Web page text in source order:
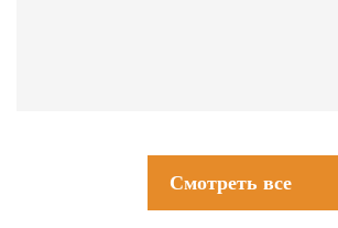
Смотреть все